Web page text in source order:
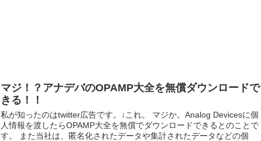
マジ！？アナデバのOPAMP大全を無償ダウンロードで
きる！！
私が知ったのはtwitter広告です。↓これ。 マジか。Analog Devicesに個
人情報を渡したらOPAMP大全を無償でダウンロードできるとのことで
す。 また当社は、匿名化されたデータや集計されたデータなどの個